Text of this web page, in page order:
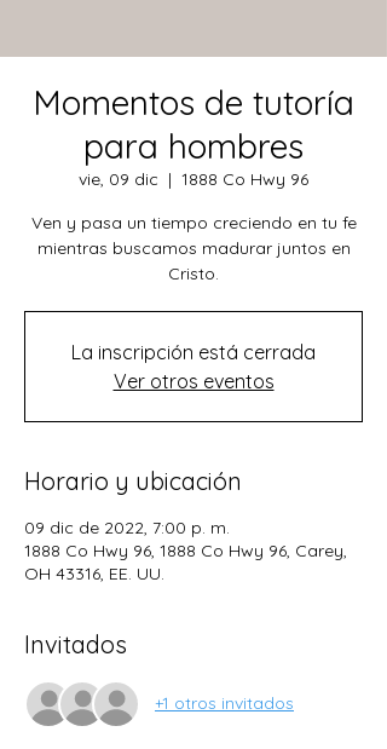
Momentos de tutoría
para hombres
vie, 09 dic
  |
1888 Co Hwy 96
Ven y pasa un tiempo creciendo en tu fe
mientras buscamos madurar juntos en
Cristo.
La inscripción está cerrada
Ver otros eventos
Horario y ubicación
09 dic de 2022, 7:00 p. m.
1888 Co Hwy 96, 1888 Co Hwy 96, Carey,
OH 43316, EE. UU.
Invitados
+1 otros invitados